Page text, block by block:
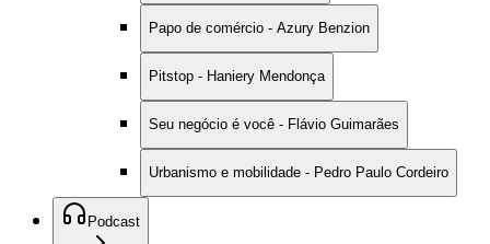
Papo de comércio - Azury Benzion
Pitstop - Haniery Mendonça
Seu negócio é você - Flávio Guimarães
Urbanismo e mobilidade - Pedro Paulo Cordeiro
Podcast